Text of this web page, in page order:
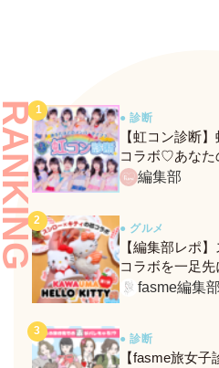
● 診断
【虹コン診断
コラボ♡あなた
ンバーがわかる
編集部
● グルメ
【編集部レポ
コラボを一足
定メニュー＆グ
fasme編集
● 診断
【fasme旅女